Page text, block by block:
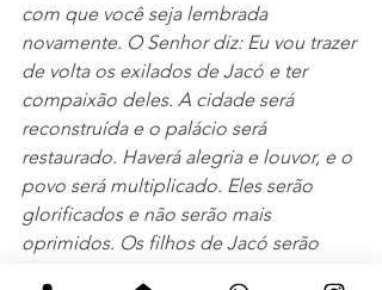
com que você seja lembrada
novamente. O Senhor diz: Eu vou trazer
de volta os exilados de Jacó e ter
compaixão deles. A cidade será
reconstruída e o palácio será
restaurado. Haverá alegria e louvor, e o
povo será multiplicado. Eles serão
glorificados e não serão mais
oprimidos. Os filhos de Jacó serão